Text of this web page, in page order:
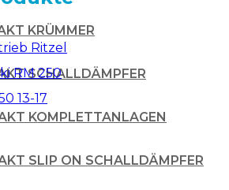
KRÜMMER
SCHALLDÄMPFER
KOMPLETTANLAGEN
SLIP ON SCHALLDÄMPFER